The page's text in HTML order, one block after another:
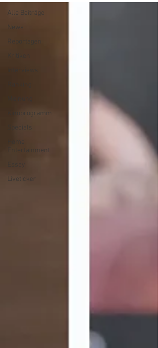
Alle Beiträge
News
Reportagen
Kinoprogramm
Specials
Home
Entertainment
Essay
Liveticker